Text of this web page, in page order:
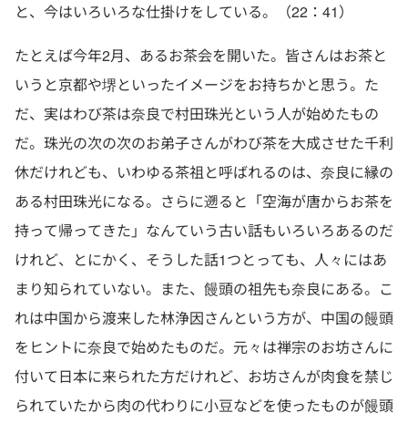
と、今はいろいろな仕掛けをしている。（22：41）
たとえば今年2月、あるお茶会を開いた。皆さんはお茶と
いうと京都や堺といったイメージをお持ちかと思う。た
だ、実はわび茶は奈良で村田珠光という人が始めたもの
だ。珠光の次の次のお弟子さんがわび茶を大成させた千利
休だけれども、いわゆる茶祖と呼ばれるのは、奈良に縁の
ある村田珠光になる。さらに遡ると「空海が唐からお茶を
持って帰ってきた」なんていう古い話もいろいろあるのだ
けれど、とにかく、そうした話1つとっても、人々にはあ
まり知られていない。また、饅頭の祖先も奈良にある。こ
れは中国から渡来した林浄因さんという方が、中国の饅頭
をヒントに奈良で始めたものだ。元々は禅宗のお坊さんに
付いて日本に来られた方だけれど、お坊さんが肉食を禁じ
られていたから肉の代わりに小豆などを使ったものが饅頭